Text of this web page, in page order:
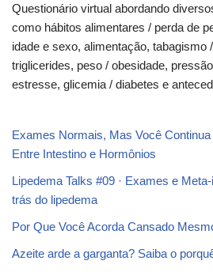
Questionário virtual abordando
como hábitos alimentares / perda de
idade e sexo, alimentação, tabagismo
triglicerides, peso / obesidade,
estresse, glicemia / diabetes e
Exames Normais, Mas Você
Entre Intestino e Hormônios
Lipedema Talks #09 · Exames e
trás do lipedema
Por Que Você Acorda Cansado
Azeite arde a garganta? Saiba o